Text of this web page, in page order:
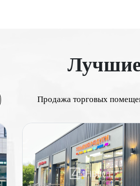
недавно отремонтированные
водоснабжение,
от аренды является важным
района, строительство
влиянием множества факторов,
помогает более точно
Самые дорогие
Продажа торговых